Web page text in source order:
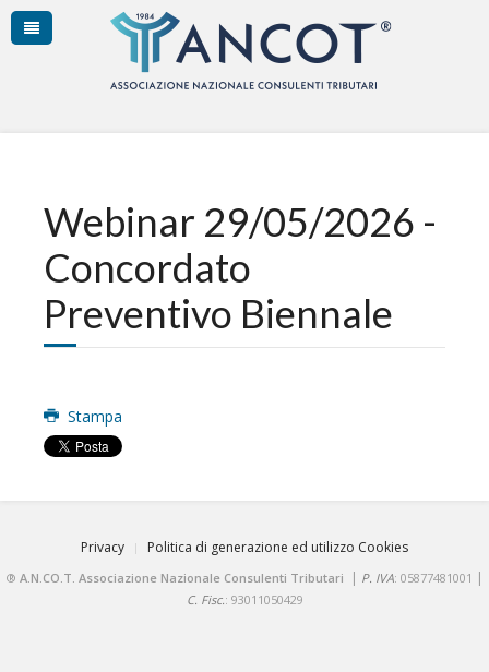
Webinar 29/05/2026 -
Concordato
Preventivo Biennale
Stampa
Privacy Politica di generazione ed utilizzo Cookies
® A.N.CO.T. Associazione Nazionale Consulenti Tributari | P. IVA: 05877481001 |
C. Fisc.: 93011050429